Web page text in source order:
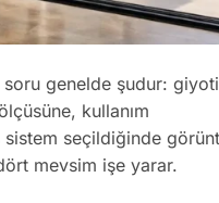
soru genelde şudur:
kullanım
sistem seçildiğinde
mevsim işe yarar.